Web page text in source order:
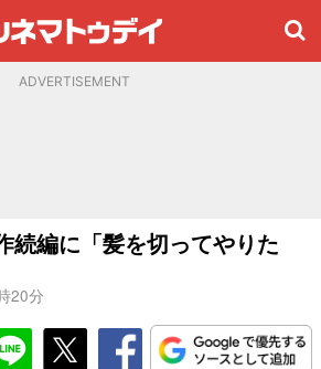
ADVERTISEMENT
続編に「髪を切ってやりた
20分